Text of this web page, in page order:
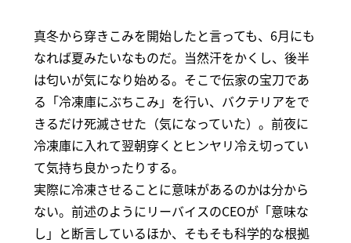
真冬から穿きこみを開始したと言っても、6月にも
なれば夏みたいなものだ。当然汗をかくし、後半
は匂いが気になり始める。そこで伝家の宝刀であ
る「冷凍庫にぶちこみ」を行い、バクテリアをで
きるだけ死滅させた（気になっていた）。前夜に
冷凍庫に入れて翌朝穿くとヒンヤリ冷え切ってい
て気持ち良かったりする。
実際に冷凍させることに意味があるのかは分から
ない。前述のようにリーバイスのCEOが「意味な
し」と断言しているほか、そもそも科学的な根拠